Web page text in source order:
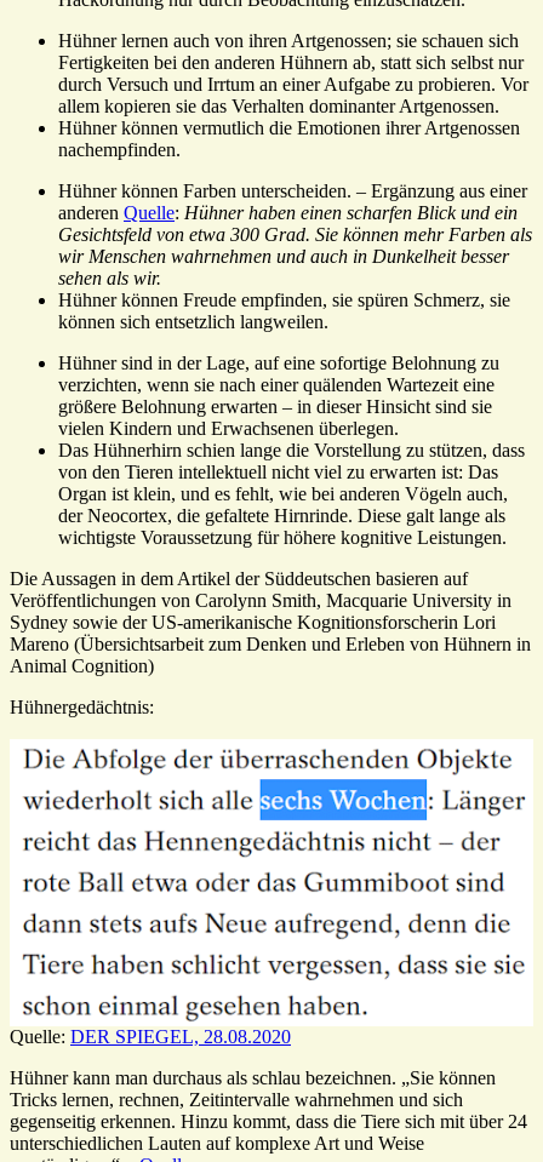
Hühner lernen auch von ihren Artgenossen; sie schauen sich
Fertigkeiten bei den anderen Hühnern ab, statt sich selbst nur
durch Versuch und Irrtum an einer Aufgabe zu probieren. Vor
allem kopieren sie das Verhalten dominanter Artgenossen.
Hühner können vermutlich die Emotionen ihrer Artgenossen
nachempfinden.
Hühner können Farben unterscheiden. – Ergänzung aus einer
anderen Quelle: Hühner haben einen scharfen Blick und ein
Gesichtsfeld von etwa 300 Grad. Sie können mehr Farben als
wir Menschen wahrnehmen und auch in Dunkelheit besser
sehen als wir.
Hühner können Freude empfinden, sie spüren Schmerz, sie
können sich entsetzlich langweilen.
Hühner sind in der Lage, auf eine sofortige Belohnung zu
verzichten, wenn sie nach einer quälenden Wartezeit eine
größere Belohnung erwarten – in dieser Hinsicht sind sie
vielen Kindern und Erwachsenen überlegen.
Das Hühnerhirn schien lange die Vorstellung zu stützen, dass
von den Tieren intellektuell nicht viel zu erwarten ist: Das
Organ ist klein, und es fehlt, wie bei anderen Vögeln auch,
der Neocortex, die gefaltete Hirnrinde. Diese galt lange als
wichtigste Voraussetzung für höhere kognitive Leistungen.
Die Aussagen in dem Artikel der Süddeutschen basieren auf
Veröffentlichungen von Carolynn Smith, Macquarie University in
Sydney sowie der US-amerikanische Kognitionsforscherin Lori
Mareno (Übersichtsarbeit zum Denken und Erleben von Hühnern in
Animal Cognition)
Hühnergedächtnis:
Quelle: DER SPIEGEL, 28.08.2020
Hühner kann man durchaus als schlau bezeichnen. „Sie können
Tricks lernen, rechnen, Zeitintervalle wahrnehmen und sich
gegenseitig erkennen. Hinzu kommt, dass die Tiere sich mit über 24
unterschiedlichen Lauten auf komplexe Art und Weise